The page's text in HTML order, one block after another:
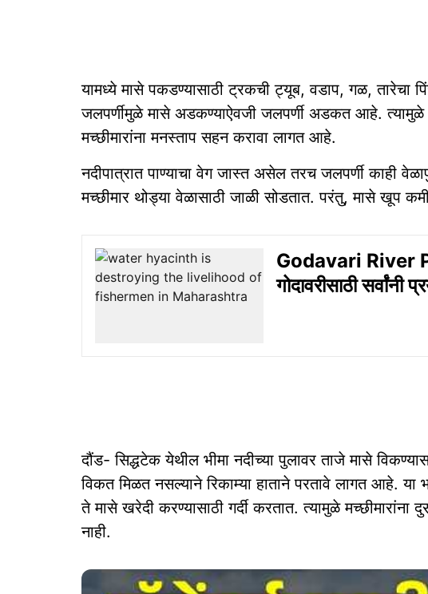
यामध्ये मासे पकडण्यासाठी ट्रकची ट्यूब, वडाप, गळ, तारेचा
जलपर्णीमुळे मासे अडकण्याऐवजी जलपर्णी अडकत आहे. त्यामुळे
मच्छीमारांना मनस्ताप सहन करावा लागत आहे.
नदीपात्रात पाण्याचा वेग जास्त असेल तरच जलपर्णी काही
मच्छीमार थोड्या वेळासाठी जाळी सोडतात. परंतु, मासे खूप
Godavari River
गोदावरीसाठी सर्वांनी
दौंड- सिद्धटेक येथील भीमा नदीच्या पुलावर ताजे मासे
विकत मिळत नसल्याने रिकाम्या हाताने परतावे लागत आहे. या
ते मासे खरेदी करण्यासाठी गर्दी करतात. त्यामुळे मच्छीमारांना
नाही.